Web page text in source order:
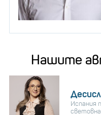
Нашите
Испания